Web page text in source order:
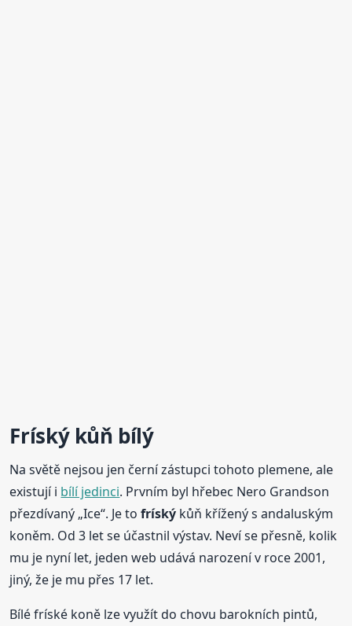
Frískýkůň bílý
Na světě nejsou jen černí zástupci tohoto plemene, ale
existují i bílí jedinci. Prvním byl hřebec Nero Grandson
přezdívaný „Ice“. Je tofríský kůň křížený s andaluským
koněm. Od 3 let se účastnil výstav. Neví se přesně, kolik
mu je nyní let, jeden web udává narození v roce 2001,
jiný, že je mu přes 17 let.
Bílé fríské koně lze využít do chovu barokních pintů,